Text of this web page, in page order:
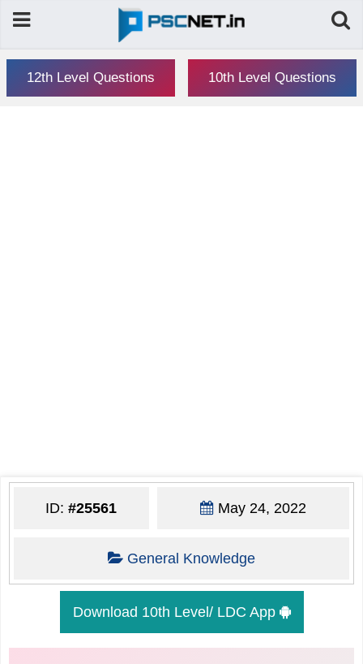
12th Level Questions 10th Level Questions
ID:#25561 May 24, 2022
General Knowledge
Download 10th Level/ LDC App